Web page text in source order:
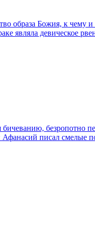
образа Божия, к чему
являла девическое
безропотно
писал смелые